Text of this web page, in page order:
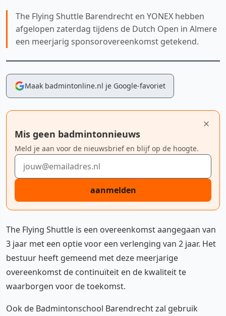
The Flying Shuttle Barendrecht en YONEX hebben
afgelopen zaterdag tijdens de Dutch Open in Almere
een meerjarig sponsorovereenkomst getekend.
Maak badmintonline.nl je Google-favoriet
Mis geen badmintonnieuws
Meld je aan voor de nieuwsbrief en blijf op de hoogte.
E-mailadres
aanmelden
The Flying Shuttle is een overeenkomst aangegaan van
3 jaar met een optie voor een verlenging van 2 jaar. Het
bestuur heeft gemeend met deze meerjarige
overeenkomst de continuïteit en de kwaliteit te
waarborgen voor de toekomst.
Ook de Badmintonschool Barendrecht zal gebruik